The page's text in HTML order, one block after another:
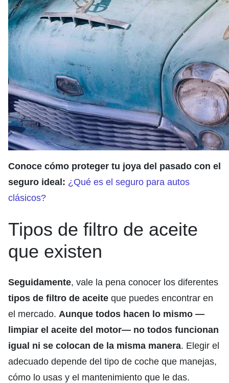
Conoce cómo proteger tu joya del pasado con el
seguro ideal: ¿Qué es el seguro para autos
clásicos?
Tipos de filtro de aceite
que existen
Seguidamente, vale la pena conocer los diferentes
tipos de filtro de aceite que puedes encontrar en
el mercado. Aunque todos hacen lo mismo —
limpiar el aceite del motor— no todos funcionan
igual ni se colocan de la misma manera. Elegir el
adecuado depende del tipo de coche que manejas,
cómo lo usas y el mantenimiento que le das.